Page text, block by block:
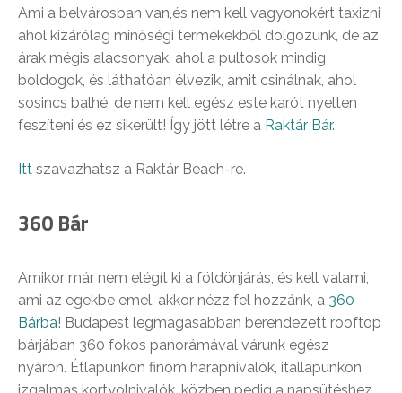
Ami a belvárosban van,és nem kell vagyonokért taxizni
ahol kizárólag minőségi termékekből dolgozunk, de az
árak mégis alacsonyak, ahol a pultosok mindig
boldogok, és láthatóan élvezik, amit csinálnak, ahol
sosincs balhé, de nem kell egész este karót nyelten
feszíteni és ez sikerült! Így jött létre a Raktár Bár.
Itt szavazhatsz a Raktár Beach-re.
360 Bár
Amikor már nem elégít ki a földönjárás, és kell valami,
ami az egekbe emel, akkor nézz fel hozzánk, a 360
Bárba! Budapest legmagasabban berendezett rooftop
bárjában 360 fokos panorámával várunk egész
nyáron. Étlapunkon finom harapnivalók, itallapunkon